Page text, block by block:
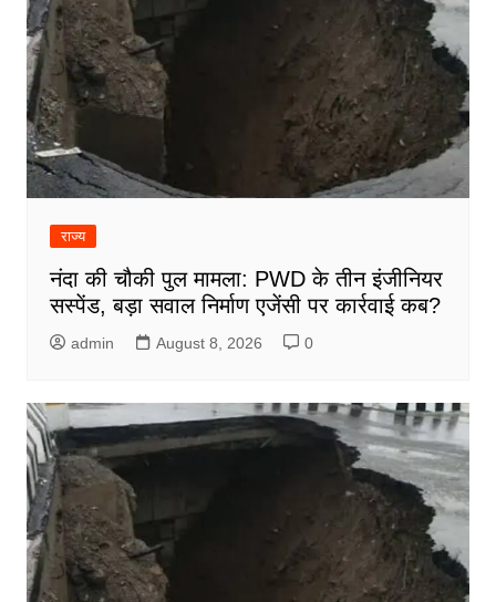
राज्य
नंदा की चौकी पुल मामला: PWD के तीन इंजीनियर
सस्पेंड, बड़ा सवाल निर्माण एजेंसी पर कार्रवाई कब?
admin August 8, 2026 0